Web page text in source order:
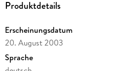
Reimwörter
wörtliche Rede
Rechtschreibstrategien
Produktdetails
Erscheinungsdatum
20. August 2003
Sprache